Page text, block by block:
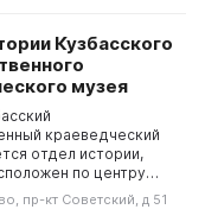
Кузбасского
музея
краеведческий
отдел истории,
по центру
отдела природы.
выставки отдела
пр-кт Советский, д 51